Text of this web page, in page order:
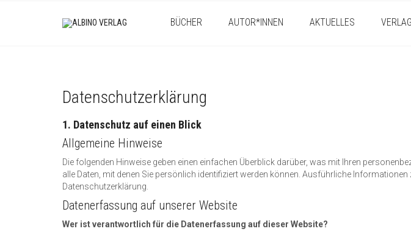
BÜCHER AUTOR*INNEN AKTUELLES VERLAG
Datenschutzerklärung
1. Datenschutz auf einen Blick
Allgemeine Hinweise
Die folgenden Hinweise geben einen einfachen Überblick darüber, was mit Ihren
alle Daten, mit denen Sie persönlich identifiziert werden können. Ausführliche
Datenschutzerklärung.
Datenerfassung auf unserer Website
Wer ist verantwortlich für die Datenerfassung auf dieser Website?